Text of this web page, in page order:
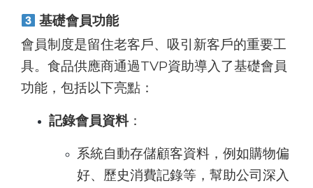
基礎會員功能
會員制度是留住老客戶、吸引新客戶的重要工
具。食品供應商通過TVP資助導入了基礎會員
功能，包括以下亮點：
記錄會員資料：
系統自動存儲顧客資料，例如購物偏
好、歷史消費記錄等，幫助公司深入